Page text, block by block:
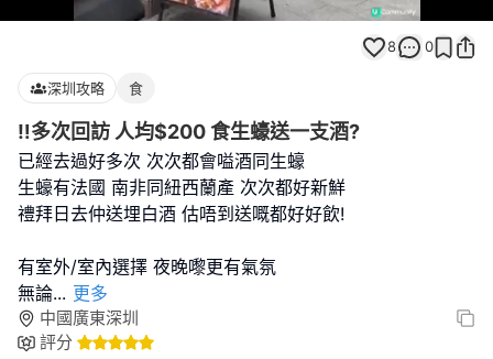
Loaded
100.00%
8 0
深圳攻略 食
‼️多次回訪 人均$200 食生蠔送一支酒?
已經去過好多次 次次都會嗌酒同生蠔
生蠔有法國 南非同紐西蘭產 次次都好新鮮
禮拜日去仲送埋白酒 估唔到送嘅都好好飲!
有室外/室內選擇 夜晚嚟更有氣氛
無論... 更多
中國廣東深圳
評分